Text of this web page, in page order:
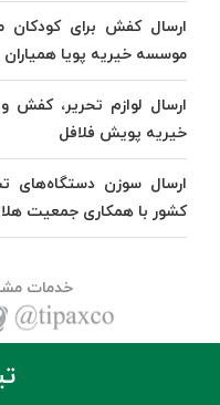
موسسه خیریه پویا
ارسال لوازم تحریر، کفش
خیریه پویش فلافل
کشور با همکاری جمعیت
خدمات